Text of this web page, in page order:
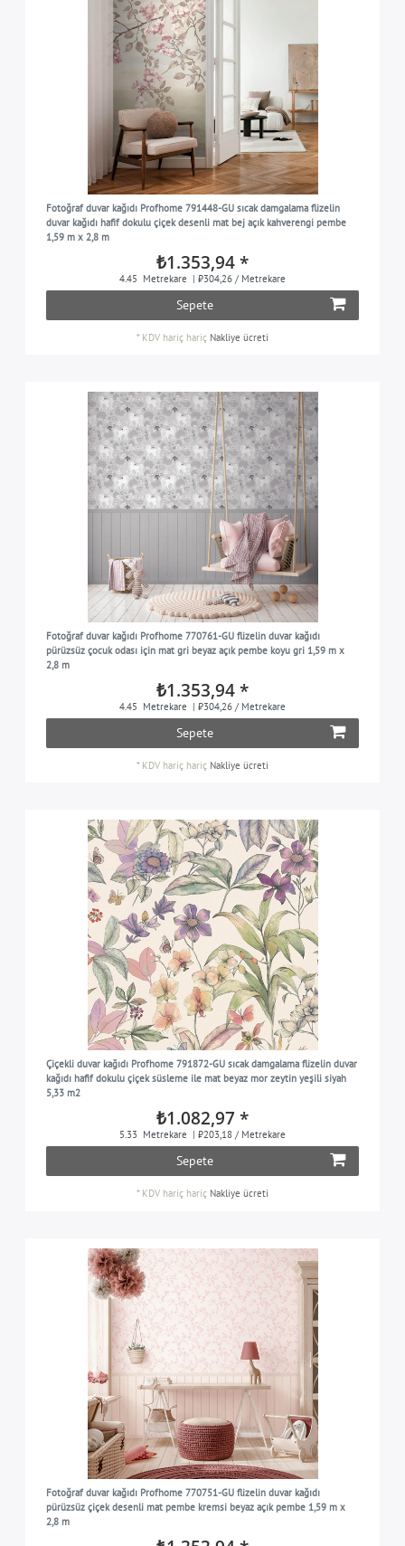
Fotoğraf duvar kağıdı Profhome 791448-GU sıcak damgalama flizelin
duvar kağıdı hafif dokulu çiçek desenli mat bej açık kahverengi pembe
1,59 m x 2,8 m
₺1.353,94 *
4.45 Metrekare | ₺304,26 / Metrekare
Sepete
* KDV hariç hariç Nakliye ücreti
Fotoğraf duvar kağıdı Profhome 770761-GU flizelin duvar kağıdı
pürüzsüz çocuk odası için mat gri beyaz açık pembe koyu gri 1,59 m x
2,8 m
₺1.353,94 *
4.45 Metrekare | ₺304,26 / Metrekare
Sepete
* KDV hariç hariç Nakliye ücreti
Çiçekli duvar kağıdı Profhome 791872-GU sıcak damgalama flizelin duvar
kağıdı hafif dokulu çiçek süsleme ile mat beyaz mor zeytin yeşili siyah
5,33 m2
₺1.082,97 *
5.33 Metrekare | ₺203,18 / Metrekare
Sepete
* KDV hariç hariç Nakliye ücreti
Fotoğraf duvar kağıdı Profhome 770751-GU flizelin duvar kağıdı
pürüzsüz çiçek desenli mat pembe kremsi beyaz açık pembe 1,59 m x
2,8 m